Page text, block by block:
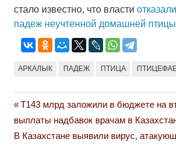
стало известно, что власти
падеж неучтенной домашней птицы
АРКАЛЫК ПАДЕЖ ПТИЦА
Навигация
по
Previous
Post:
Т143 млрд заложили в бюджете на
выплаты надбавок врачам в
Next
В Казахстане выявили вирус,